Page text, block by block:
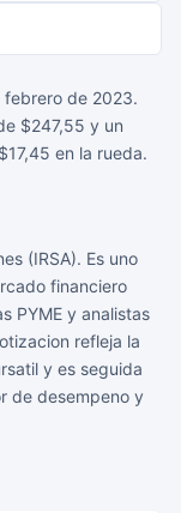
febrero de 2023.
$247,55 y un
en la rueda.
(IRSA). Es uno
financiero
PYME y analistas
refleja la
y es seguida
de desempeno y